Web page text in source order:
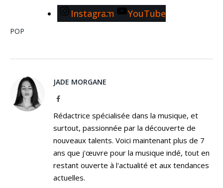
Instagram YouTube
POP
JADE MORGANE
Facebook
Rédactrice spécialisée dans la musique, et
surtout, passionnée par la découverte de
nouveaux talents. Voici maintenant plus de 7
ans que j'œuvre pour la musique indé, tout en
restant ouverte à l'actualité et aux tendances
actuelles.